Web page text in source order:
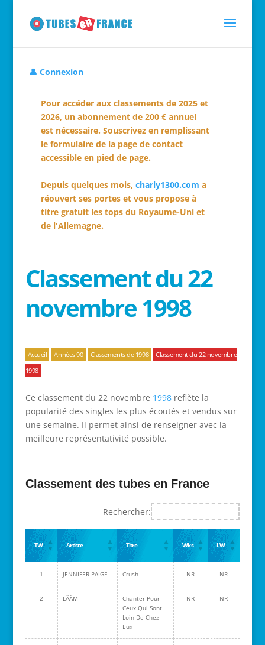
👤 Connexion
Pour accéder aux classements de 2025 et
2026, un abonnement de 200 € annuel
est nécessaire. Souscrivez en remplissant
le formulaire de la page de contact
accessible en pied de page.
Depuis quelques mois, charly1300.com a
réouvert ses portes et vous propose à
titre gratuit les tops du Royaume-Uni et
de l'Allemagne.
Classement du 22
novembre 1998
Accueil Années 90 Classements de 1998
Classement du 22 novembre
1998
Ce classement du 22 novembre 1998reflète la
popularité des singles les plus écoutés et vendus sur
une semaine. Il permet ainsi de renseigner avec la
meilleure représentativité possible.
Classement des tubes en France
Rechercher:
TW Artiste Titre Wks LW
1 JENNIFER PAIGE Crush NR NR
2 LÂÂM
Chanter Pour
Ceux Qui Sont
Loin De Chez
Eux
NR NR